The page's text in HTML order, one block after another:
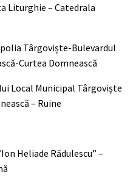
Liturghie – Catedrala
Târgoviște-Bulevardul
Curtea Domnească
Local Municipal Târgoviște
– Ruine
Heliade Rădulescu” –